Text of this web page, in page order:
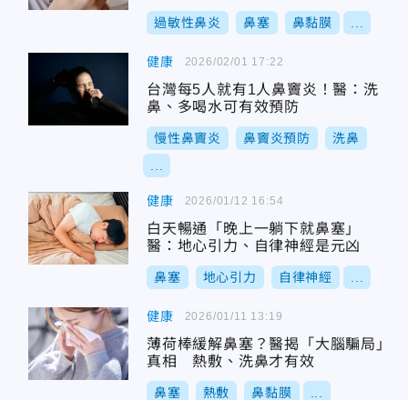
過敏性鼻炎 鼻塞 鼻黏膜
健康
台灣每5人就有1人鼻竇炎！醫：洗
鼻、多喝水可有效預防
慢性鼻竇炎 鼻竇炎預防 洗鼻
2026/02/01 17:22
健康
白天暢通「晚上一躺下就鼻塞」
醫：地心引力、自律神經是元凶
鼻塞 地心引力 自律神經
2026/01/12 16:54
健康
薄荷棒緩解鼻塞？醫揭「大腦騙局」
真相 熱敷、洗鼻才有效
鼻塞 熱敷 鼻黏膜
2026/01/11 13:19